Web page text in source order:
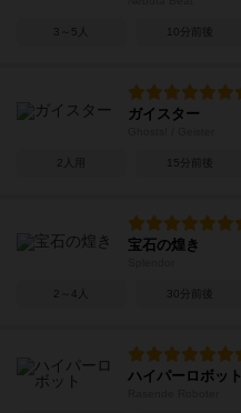
3～5人 10分前後
ガイスター
2人用 15分前後
宝石の煌き
2～4人 30分前後
ハイパーロボット